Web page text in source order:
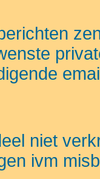
niet
ivm